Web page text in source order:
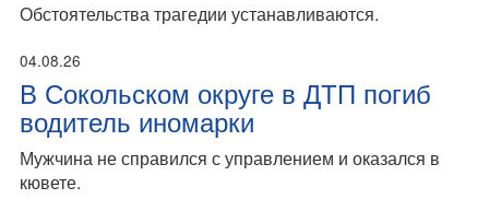
Обстоятельства трагедии устанавливаются.
04.08.26
В Сокольском округе в ДТП погиб
водитель иномарки
Мужчина не справился с управлением и оказался в
кювете.